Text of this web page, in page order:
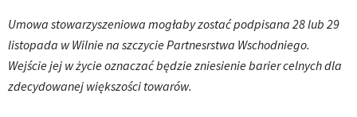
Umowa stowarzyszeniowa mogłaby zostać podpisana 28 lub 29
listopada w Wilnie na szczycie Partnesrstwa Wschodniego.
Wejście jej w życie oznaczać będzie zniesienie barier celnych dla
zdecydowanej większości towarów.